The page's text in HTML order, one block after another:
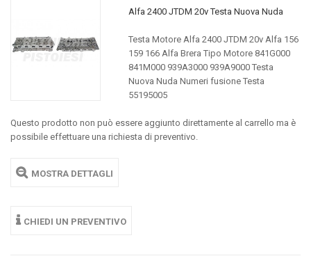
Alfa 2400 JTDM 20v Testa Nuova Nuda
Testa Motore Alfa 2400 JTDM 20v Alfa 156
159 166 Alfa Brera Tipo Motore 841G000
841M000 939A3000 939A9000 Testa
Nuova Nuda Numeri fusione Testa
55195005
Questo prodotto non può essere aggiunto direttamente al carrello ma è
possibile effettuare una richiesta di preventivo.
MOSTRA DETTAGLI
CHIEDI UN PREVENTIVO